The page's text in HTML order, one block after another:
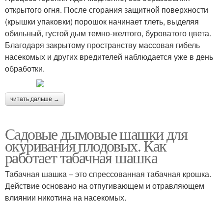
открытого огня. После сгорания защитной поверхности
(крышки упаковки) порошок начинает тлеть, выделяя
обильный, густой дым темно-желтого, буроватого цвета.
Благодаря закрытому пространству массовая гибель
насекомых и других вредителей наблюдается уже в день
обработки.
читать дальше →
Садовые дымовые шашки для
окуривания плодовых. Как
работает табачная шашка
Табачная шашка – это спрессованная табачная крошка.
Действие основано на отпугивающем и отравляющем
влиянии никотина на насекомых.